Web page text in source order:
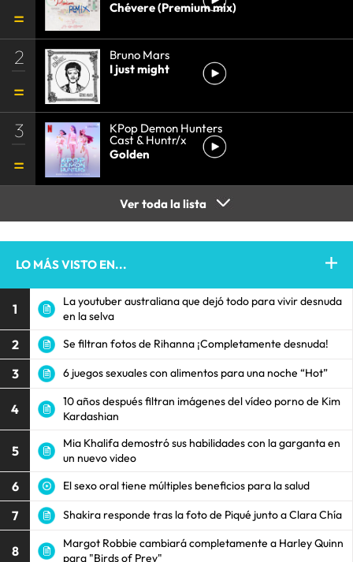
Chévere (Premium mix)
2
Bruno Mars
I just might
3 KPop Demon Hunters
Cast & Huntr/x
Golden
Ver toda la lista
LO MÁS VISTO EN...
1
La youtuber australiana que dejó todo para vivir desnuda
en la selva
2 Se filtran fotos de Rihanna ¡Completamente desnuda!
3 6 juegos sexuales con alimentos para una noche “Hot”
4
10 años después filtran imágenes del vídeo porno de Kim
Kardashian
5
Mia Khalifa demostró sus habilidades con la garganta en
un nuevo video
6 El sexo oral tiene múltiples beneficios para la salud
7 Shakira responde tras la foto de Piqué junto a Clara Chía
8
Margot Robbie cambiará completamente a Harley Quinn
para "Birds of Prey"